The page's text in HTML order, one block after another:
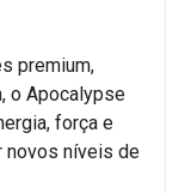
premium,
o Apocalypse
força e
novos níveis de